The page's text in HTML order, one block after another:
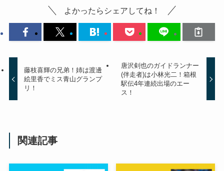
よかったらシェアしてね！
藤枝喜輝の兄弟！姉は渡邊
絵里香でミス青山グランプ
リ！
唐沢剣也のガイドランナー
(伴走者)は小林光二！箱根
駅伝4年連続出場のエー
ス！
関連記事